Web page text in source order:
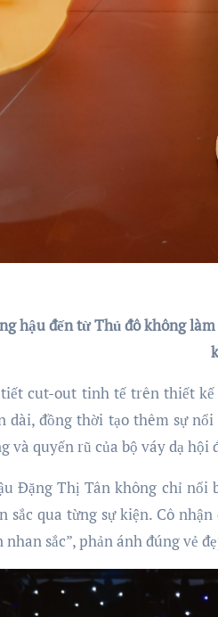
hậu đến từ Thủ đô không
cut-out tinh tế trên thiết kế
dài, đồng thời tạo thêm sự
và quyến rũ của bộ váy dạ hội
Đặng Thị Tân không chỉ nổi
sắc qua từng sự kiện. Cô
nhan sắc”, phản ánh đúng vẻ